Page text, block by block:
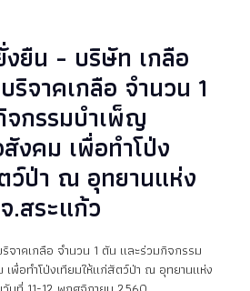
ยืน - บริษัท เกลือ
จาคเกลือ จำนวน 1
กรรมบำเพ็ญ
งคม เพื่อทำโป่ง
ว์ป่า ณ อุทยานแห่ง
.สระแก้ว
จาคเกลือ จำนวน 1 ตัน และร่วมกิจกรรม
เพื่อทำโป่งเทียมให้แก่สัตว์ป่า ณ อุทยานแห่ง